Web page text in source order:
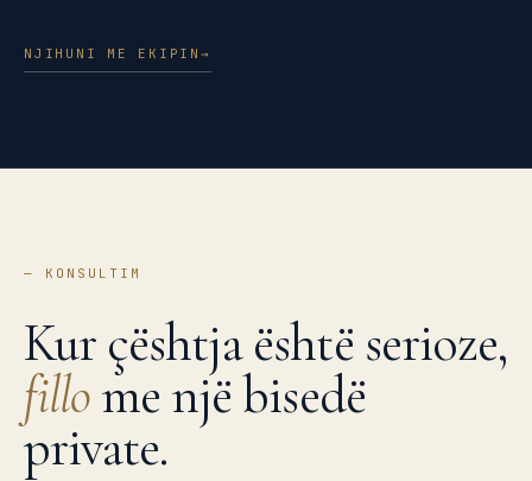
NJIHUNI ME EKIPIN →
— KONSULTIM
Kur çështja është serioze,
fillome një bisedë
private.